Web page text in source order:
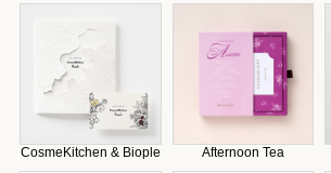
CosmeKitchen & Biople Afternoon Tea